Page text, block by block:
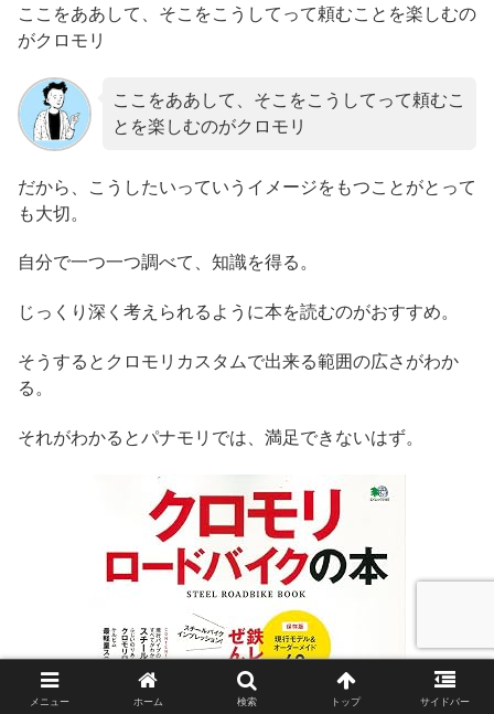
ここをああして、そこをこうしてって頼むことを楽しむの
がクロモリ
ここをああして、そこをこうしてって頼むこ
とを楽しむのがクロモリ
だから、こうしたいっていうイメージをもつことがとって
も大切。
自分で一つ一つ調べて、知識を得る。
じっくり深く考えられるように本を読むのがおすすめ。
そうするとクロモリカスタムで出来る範囲の広さがわか
る。
それがわかるとパナモリでは、満足できないはず。
メニュー ホーム 検索 トップ サイドバー